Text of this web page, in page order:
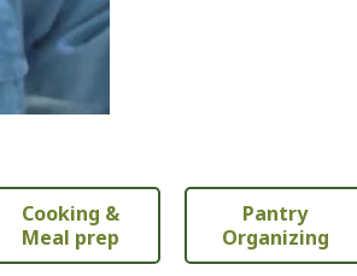
Cooking &
Meal prep